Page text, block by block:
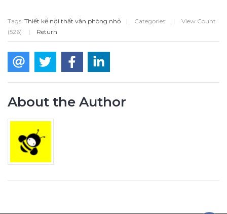
Tags: Thiết kế nội thất văn phòng nhỏ | Categories: |
View Count
(526)
| Return
About the Author